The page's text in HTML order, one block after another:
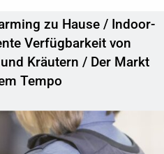
zu Hause / Indoor-
Verfügbarkeit von
Kräutern / Der Markt
Tempo